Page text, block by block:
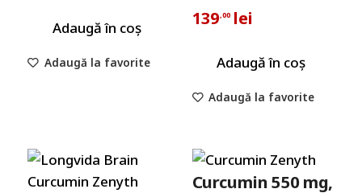
Adaugă în coș
Adaugă la favorite
139,00 lei
Adaugă în coș
Adaugă la favorite
Curcumin 550 mg,